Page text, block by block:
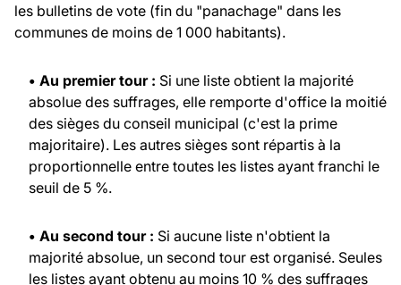
les bulletins de vote (fin du "panachage" dans les
communes de moins de 1 000 habitants).
• Au premier tour : Si une liste obtient la majorité
absolue des suffrages, elle remporte d'office la moitié
des sièges du conseil municipal (c'est la prime
majoritaire). Les autres sièges sont répartis à la
proportionnelle entre toutes les listes ayant franchi le
seuil de 5 %.
• Au second tour : Si aucune liste n'obtient la
majorité absolue, un second tour est organisé. Seules
les listes ayant obtenu au moins 10 % des suffrages